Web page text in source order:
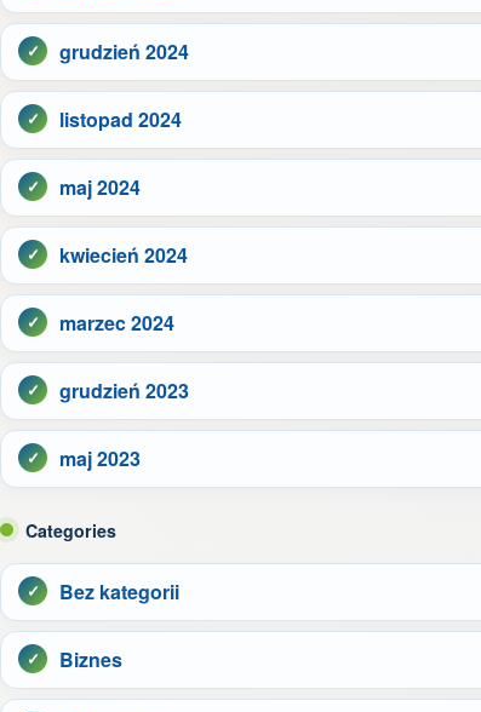
grudzień 2024
listopad 2024
maj 2024
kwiecień 2024
marzec 2024
grudzień 2023
maj 2023
Categories
Bez kategorii
Biznes